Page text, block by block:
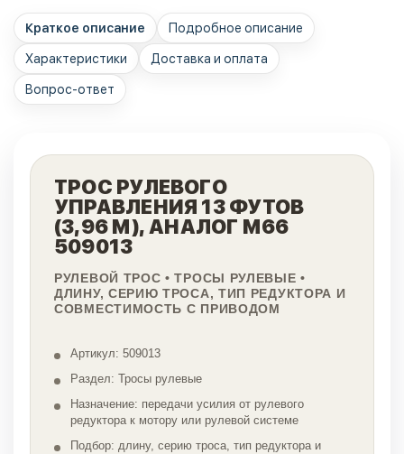
Краткое описание Подробное описание
Характеристики Доставка и оплата
Вопрос-ответ
ТРОС РУЛЕВОГО
УПРАВЛЕНИЯ 13 ФУТОВ
(3,96 М), АНАЛОГ М66
509013
РУЛЕВОЙ ТРОС • ТРОСЫ РУЛЕВЫЕ •
ДЛИНУ, СЕРИЮ ТРОСА, ТИП РЕДУКТОРА И
СОВМЕСТИМОСТЬ С ПРИВОДОМ
Артикул: 509013
Раздел: Тросы рулевые
Назначение: передачи усилия от рулевого
редуктора к мотору или рулевой системе
Подбор: длину, серию троса, тип редуктора и